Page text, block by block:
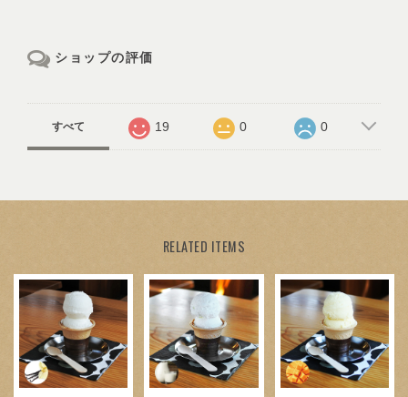
ショップの評価
すべて 19 0 0
RELATED ITEMS